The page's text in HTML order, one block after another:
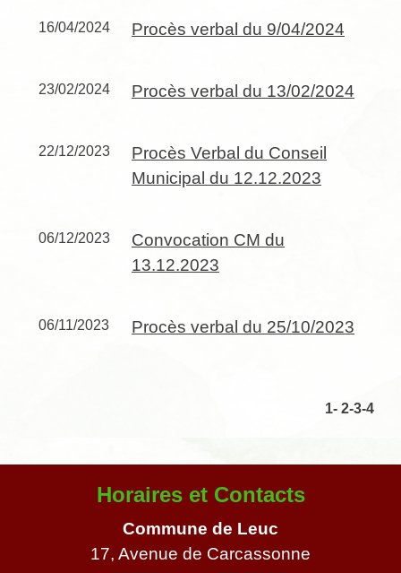
16/04/2024 Procès verbal du 9/04/2024
23/02/2024 Procès verbal du 13/02/2024
22/12/2023
Procès Verbal du Conseil
Municipal du 12.12.2023
06/12/2023
Convocation CM du
13.12.2023
06/11/2023 Procès verbal du 25/10/2023
1- 2-3-4
Horaires et Contacts
Commune de Leuc
17, Avenue de Carcassonne